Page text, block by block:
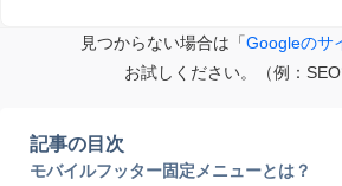
見つからない場合は「Googleのサ
お試しください。（例：SEO
記事の目次
モバイルフッター固定メニューとは？